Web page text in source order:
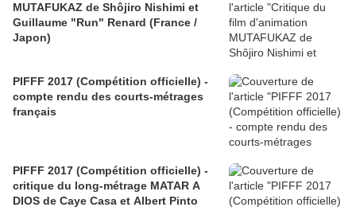
MUTAFUKAZ de Shôjiro Nishimi et
Guillaume "Run" Renard (France /
Japon)
PIFFF 2017 (Compétition officielle) -
compte rendu des courts-métrages
français
PIFFF 2017 (Compétition officielle) -
critique du long-métrage MATAR A
DIOS de Caye Casa et Albert Pinto